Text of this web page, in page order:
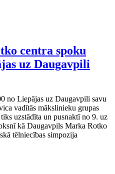
centra spoku
uz Daugavpili
no Liepājas uz Daugavpili savu
vadītās mākslinieku grupas
uzstādīta un pusnaktī no 9. uz
kā Daugavpils Marka Rotko
tēlniecības simpozija